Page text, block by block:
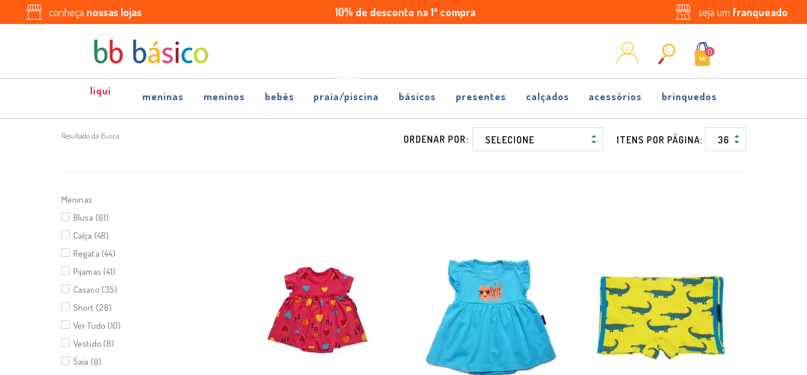
conheça nossas lojas 10% de desconto na 1ª compra
Enviamos
para
Parcele
em
juros
seja um franqueado
0
meninas meninos bebês praia/piscina básicos calçados acessórios brinquedos
presentes
Resultado da Busca ORDENAR POR: ITENS POR PÁGINA:
Meninas
Blusa (61)
Calça (48)
Regata (44)
Pijamas (41)
Casaco (35)
Short (28)
Ver Tudo (10)
Vestido (8)
Saia (8)